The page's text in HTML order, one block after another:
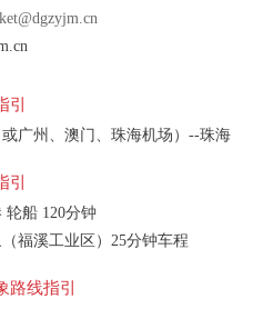
引
广州、澳门、珠海机场）--珠海
引
轮船 120分钟
福溪工业区）25分钟车程
路线指引